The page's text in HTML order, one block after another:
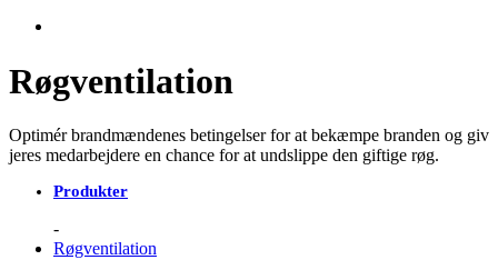
Røgventilation
Optimér brandmændenes betingelser for at bekæmpe branden og giv
jeres medarbejdere en chance for at undslippe den giftige røg.
Produkter
Røgventilation